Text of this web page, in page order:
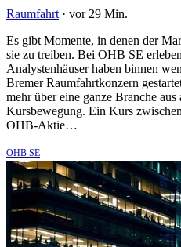
Raumfahrt · vor 29 Min.
Es gibt Momente, in denen der
sie zu treiben. Bei OHB SE
Analystenhäuser haben binnen
Bremer Raumfahrtkonzern
mehr über eine ganze Branche aus
Kursbewegung. Ein Kurs
OHB-Aktie…
OHB SE